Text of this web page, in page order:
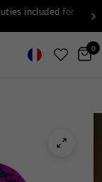
included for
0